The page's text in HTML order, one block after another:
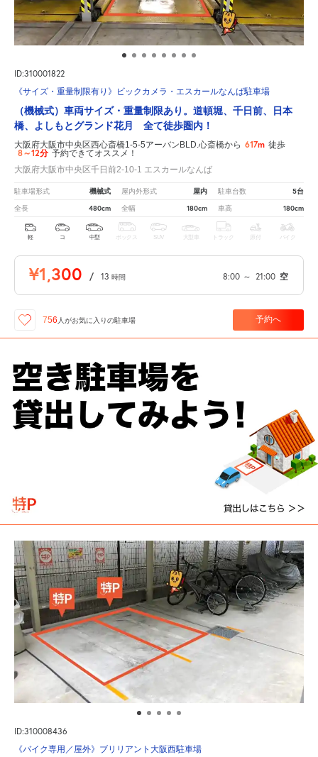
ID:310001822
《サイズ・重量制限有り》ビックカメラ・エスカールなんば駐車場
（機械式）車両サイズ・重量制限あり。道頓堀、千日前、日本
橋、よしもとグランド花月 全て徒歩圏内！
大阪府大阪市中央区西心斎橋1-5-5アーバンBLD.心斎橋から 617m 徒歩
8～12分 予約できてオススメ！
大阪府大阪市中央区千日前2-10-1 エスカールなんば
駐車場形式 機械式 屋内外形式 屋内 駐車台数 5台
全長 480cm 全幅 180cm 車高 180cm
軽 コ 中型 ボックス SUV 大型車 トラック 原付 バイク
¥1,300 / 13 時間 8:00 ～ 21:00 空
756 人がお気に入りの駐車場 予約へ
ID:310008436
《バイク専用／屋外》ブリリアント大阪西駐車場